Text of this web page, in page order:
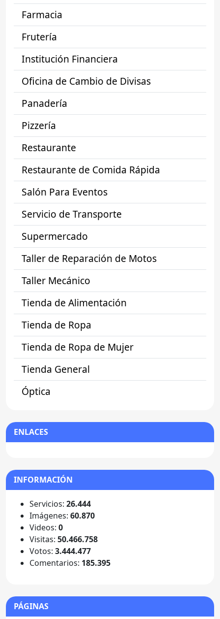
Farmacia
Frutería
Institución Financiera
Oficina de Cambio de Divisas
Panadería
Pizzería
Restaurante
Restaurante de Comida Rápida
Salón Para Eventos
Servicio de Transporte
Supermercado
Taller de Reparación de Motos
Taller Mecánico
Tienda de Alimentación
Tienda de Ropa
Tienda de Ropa de Mujer
Tienda General
Óptica
ENLACES
INFORMACIÓN
Servicios: 26.444
Imágenes: 60.870
Videos: 0
Visitas: 50.466.758
Votos: 3.444.477
Comentarios: 185.395
PÁGINAS